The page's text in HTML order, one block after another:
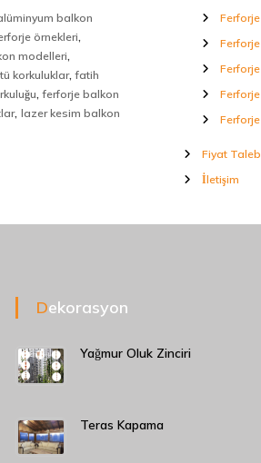
balkon
örnekleri,
modelleri,
korkuluklar,fatih
,ferforje balkon
,lazer kesim balkon
Ferforje
Ferforje
Ferforje
Fiyat
İletişim
Dekorasyon
Yağmur Oluk Zinciri
Teras Kapama